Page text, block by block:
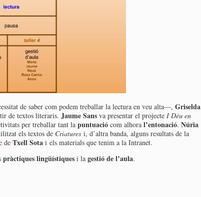
de saber com podem treballar la lectura en veu alta—, Griselda
de textos literaris. Jaume Sans va presentar el projecte I Déu en
per treballar tant la puntuació com alhora l’entonació. Núria
els textos de Criatures i, d’altra banda, alguns resultats de la
de Txell Sota i els materials que tenim a la Intranet.
pràctiques lingüístiques i la gestió de l’aula.